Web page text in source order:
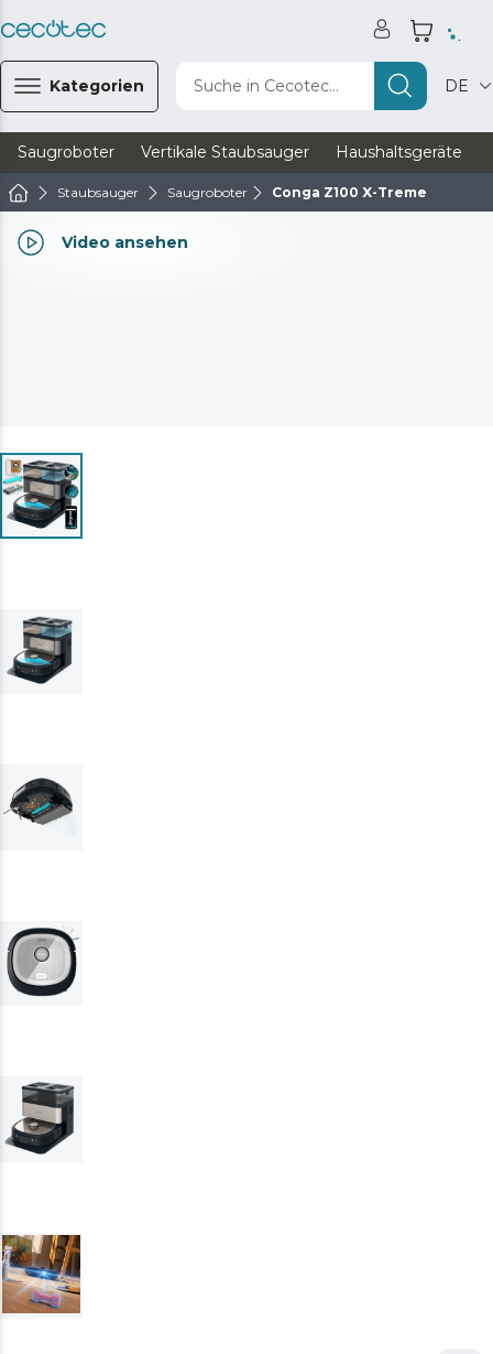
Kategorien Suche in Cecotec... DE
Saugroboter Vertikale Staubsauger Haushaltsgeräte
Staubsauger Saugroboter Conga Z100 X-Treme
Video ansehen